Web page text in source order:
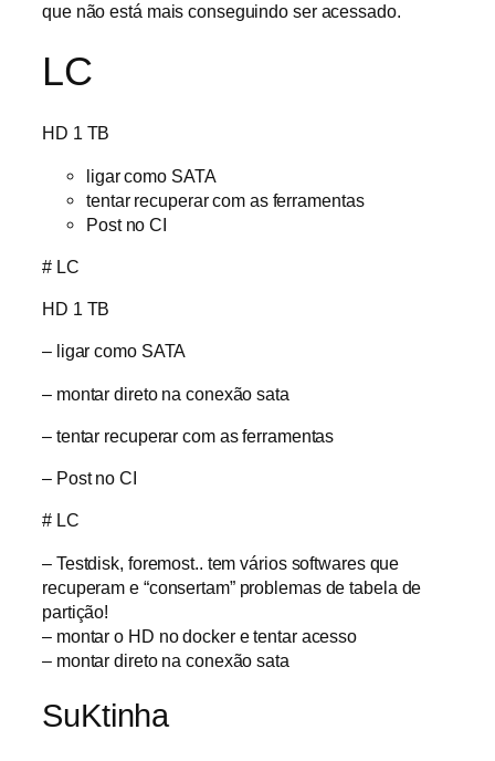
que não está mais conseguindo ser acessado.
LC
HD 1 TB
ligar como SATA
tentar recuperar com as ferramentas
Post no CI
# LC
HD 1 TB
– ligar como SATA
– montar direto na conexão sata
– tentar recuperar com as ferramentas
– Post no CI
# LC
– Testdisk, foremost.. tem vários softwares que
recuperam e “consertam” problemas de tabela de
partição!
– montar o HD no docker e tentar acesso
– montar direto na conexão sata
SuKtinha